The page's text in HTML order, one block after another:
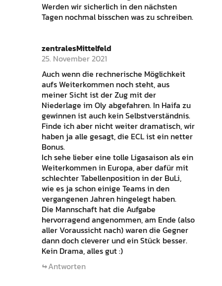
Werden wir sicherlich in den nächsten
Tagen nochmal bisschen was zu schreiben.
zentralesMittelfeld
25. November 2021
Auch wenn die rechnerische Möglichkeit
aufs Weiterkommen noch steht, aus
meiner Sicht ist der Zug mit der
Niederlage im Oly abgefahren. In Haifa zu
gewinnen ist auch kein Selbstverständnis.
Finde ich aber nicht weiter dramatisch, wir
haben ja alle gesagt, die ECL ist ein netter
Bonus.
Ich sehe lieber eine tolle Ligasaison als ein
Weiterkommen in Europa, aber dafür mit
schlechter Tabellenposition in der BuLi,
wie es ja schon einige Teams in den
vergangenen Jahren hingelegt haben.
Die Mannschaft hat die Aufgabe
hervorragend angenommen, am Ende (also
aller Voraussicht nach) waren die Gegner
dann doch cleverer und ein Stück besser.
Kein Drama, alles gut :)
Antworten